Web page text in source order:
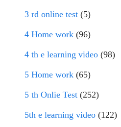
3 rd online test (5)
4 Home work (96)
4 th e learning video (98)
5 Home work (65)
5 th Onlie Test (252)
5th e learning video (122)